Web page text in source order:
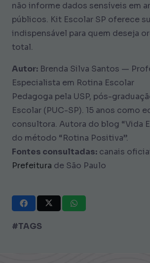
não informe dados sensíveis em
públicos. Kit Escolar SP oferece
indispensável para quem deseja
total.
Autor: Brenda Silva Santos —
Especialista em Rotina Escolar
Pedagoga pela USP, pós-
Escolar (PUC-SP). 15 anos como
consultora. Autora do blog “Vida
do método “Rotina Positiva”.
Fontes consultadas: canais
Prefeitura de São Paulo
#TAGS